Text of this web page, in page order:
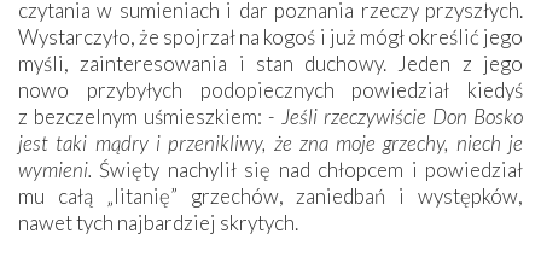
czytania w sumieniach i dar poznania rzeczy przyszłych.
Wystarczyło, że spojrzał na kogoś i już mógł określić jego
myśli, zainteresowania i stan duchowy. Jeden z jego
nowo przybyłych podopiecznych powiedział kiedyś
z bezczelnym uśmieszkiem: - Jeśli rzeczywiście Don Bosko
jest taki mądry i przenikliwy, że zna moje grzechy, niech je
wymieni. Święty nachylił się nad chłopcem i powiedział
mu całą „litanię” grzechów, zaniedbań i występków,
nawet tych najbardziej skrytych.